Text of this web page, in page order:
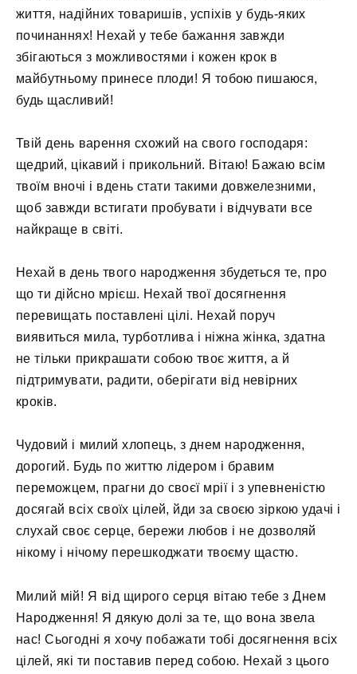
життя, надійних товаришів, успіхів у будь-яких
починаннях! Нехай у тебе бажання завжди
збігаються з можливостями і кожен крок в
майбутньому принесе плоди! Я тобою пишаюся,
будь щасливий!
Твій день варення схожий на свого господаря:
щедрий, цікавий і прикольний. Вітаю! Бажаю всім
твоїм вночі і вдень стати такими довжелезними,
щоб завжди встигати пробувати і відчувати все
найкраще в світі.
Нехай в день твого народження збудеться те, про
що ти дійсно мрієш. Нехай твої досягнення
перевищать поставлені цілі. Нехай поруч
виявиться мила, турботлива і ніжна жінка, здатна
не тільки прикрашати собою твоє життя, а й
підтримувати, радити, оберігати від невірних
кроків.
Чудовий і милий хлопець, з днем ​​народження,
дорогий. Будь по життю лідером і бравим
переможцем, прагни до своєї мрії і з упевненістю
досягай всіх своїх цілей, йди за своєю зіркою удачі і
слухай своє серце, бережи любов і не дозволяй
нікому і нічому перешкоджати твоєму щастю.
Милий мій! Я від щирого серця вітаю тебе з Днем
Народження! Я дякую долі за те, що вона звела
нас! Сьогодні я хочу побажати тобі досягнення всіх
цілей, які ти поставив перед собою. Нехай з цього